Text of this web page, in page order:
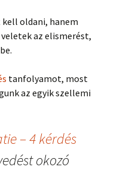
oldani, hanem
az elismerést,
tanfolyamot, most
az egyik szellemi
– 4 kérdés
okozó